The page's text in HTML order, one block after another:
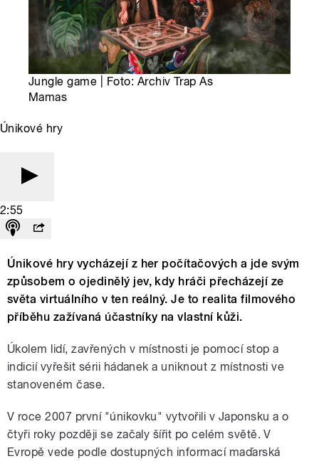
Jungle game | Foto: Archiv Trap As
Mamas
Únikové hry
2:55
Únikové hry vycházejí z her počítačových a jde svým
způsobem o ojedinělý jev, kdy hráči přecházejí ze
světa virtuálního v ten reálný. Je to realita filmového
příběhu zažívaná účastníky na vlastní kůži.
Úkolem lidí, zavřených v místnosti je pomocí stop a
indicií vyřešit sérii hádanek a uniknout z místnosti ve
stanoveném čase.
V roce 2007 první "únikovku" vytvořili v Japonsku a o
čtyři roky později se začaly šířit po celém světě. V
Evropě vede podle dostupných informací maďarská